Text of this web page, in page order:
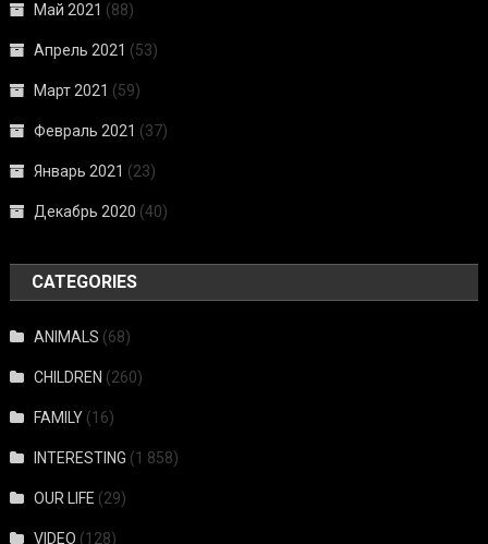
Май 2021 (88)
Апрель 2021 (53)
Март 2021 (59)
Февраль 2021 (37)
Январь 2021 (23)
Декабрь 2020 (40)
CATEGORIES
ANIMALS (68)
CHILDREN (260)
FAMILY (16)
INTERESTING (1 858)
OUR LIFE (29)
VIDEO (128)